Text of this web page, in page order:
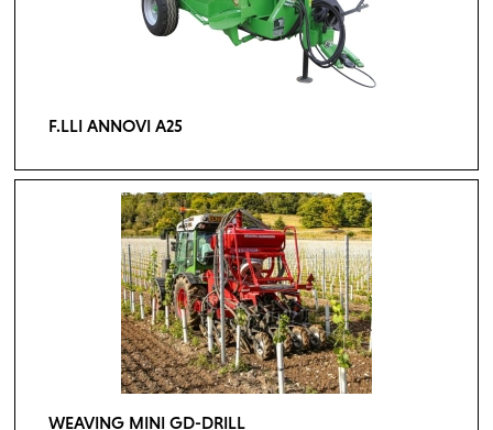
F.LLI ANNOVI A25
WEAVING MINI GD-DRILL